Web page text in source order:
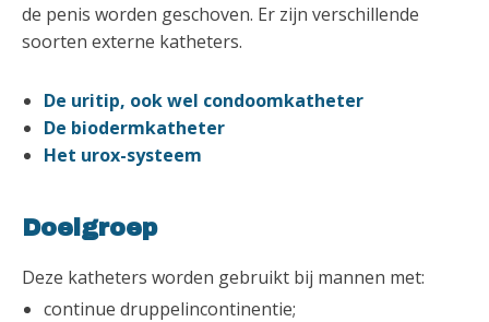
de penis worden geschoven. Er zijn verschillende
soorten externe katheters.
De uritip, ook wel condoomkatheter
De biodermkatheter
Het urox-systeem
Doelgroep
Deze katheters worden gebruikt bij mannen met:
continue druppelincontinentie;